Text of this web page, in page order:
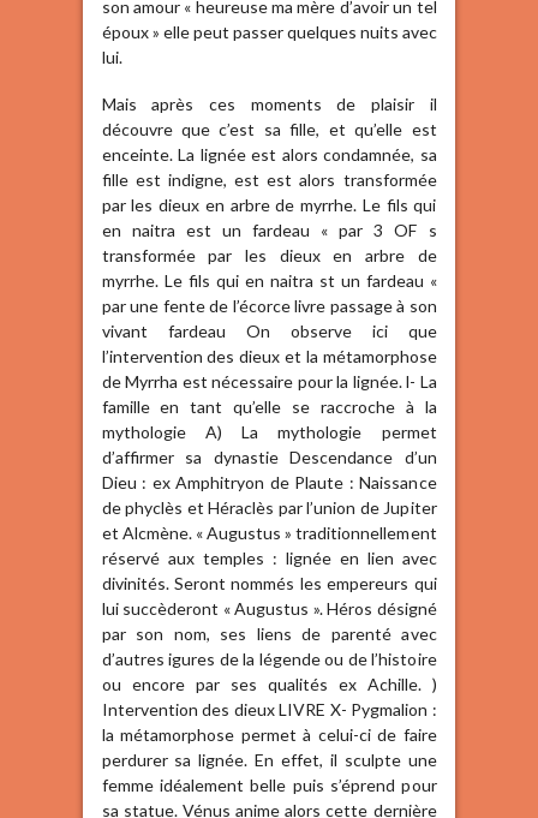
son amour « heureuse ma mère d’avoir un tel
époux » elle peut passer quelques nuits avec
lui.
Mais après ces moments de plaisir il
découvre que c’est sa fille, et qu’elle est
enceinte. La lignée est alors condamnée, sa
fille est indigne, est est alors transformée
par les dieux en arbre de myrrhe. Le fils qui
en naitra est un fardeau « par 3 OF s
transformée par les dieux en arbre de
myrrhe. Le fils qui en naitra st un fardeau «
par une fente de l’écorce livre passage à son
vivant fardeau On observe ici que
l’intervention des dieux et la métamorphose
de Myrrha est nécessaire pour la lignée. l- La
famille en tant qu’elle se raccroche à la
mythologie A) La mythologie permet
d’affirmer sa dynastie Descendance d’un
Dieu : ex Amphitryon de Plaute : Naissance
de phyclès et Héraclès par l’union de Jupiter
et Alcmène. « Augustus » traditionnellement
réservé aux temples : lignée en lien avec
divinités. Seront nommés les empereurs qui
lui succèderont « Augustus ». Héros désigné
par son nom, ses liens de parenté avec
d’autres igures de la légende ou de l’histoire
ou encore par ses qualités ex Achille. )
Intervention des dieux LIVRE X- Pygmalion :
la métamorphose permet à celui-ci de faire
perdurer sa lignée. En effet, il sculpte une
femme idéalement belle puis s’éprend pour
sa statue. Vénus anime alors cette dernière